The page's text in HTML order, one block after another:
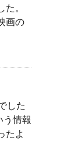
。
画の
した
う情報
たよ